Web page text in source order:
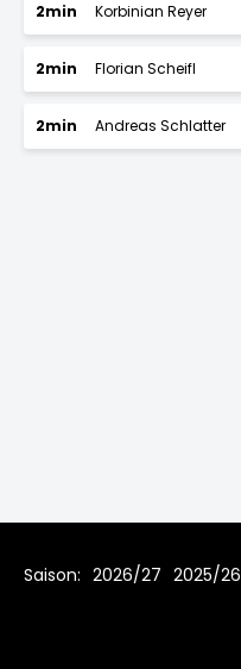
2min Korbinian Reyer
2min Florian Scheifl
2min Andreas Schlatter
Saison: 2026/27 2025/26